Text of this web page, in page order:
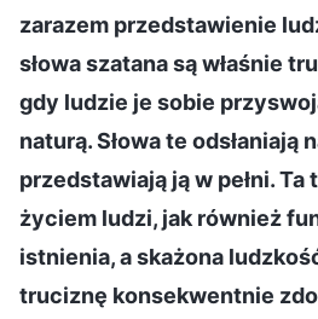
zarazem przedstawienie
słowa szatana są właśnie
gdy ludzie je sobie
naturą. Słowa te odsłaniają
przedstawiają ją w pełni.
życiem ludzi, jak również
istnienia, a skażona
truciznę konsekwentnie